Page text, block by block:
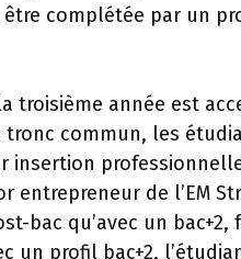
complétée par un
troisième année est
commun, les
insertion
entrepreneur de l’EM
bac qu’avec un
un profil bac+2,